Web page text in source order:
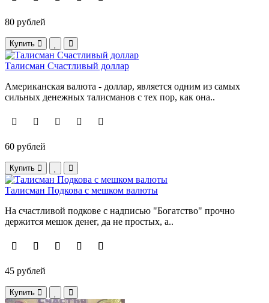
80 рублей
Купить
Талисман Счастливый доллар
Американская валюта - доллар, является одним из самых
сильных денежных талисманов с тех пор, как она..
60 рублей
Купить
Талисман Подкова с мешком валюты
На счастливой подкове с надписью "Богатство" прочно
держится мешок денег, да не простых, а..
45 рублей
Купить